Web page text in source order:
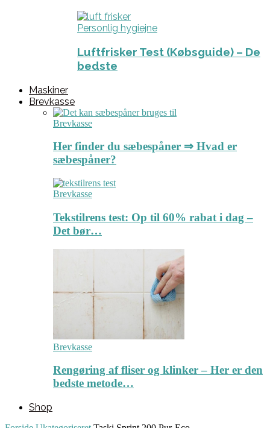
Personlig hygiejne
Luftfrisker Test (Købsguide) – De
bedste
Maskiner
Brevkasse
Brevkasse
Her finder du sæbespåner ⇒ Hvad er
sæbespåner?
Brevkasse
Tekstilrens test: Op til 60% rabat i dag –
Det bør…
Brevkasse
Rengøring af fliser og klinker – Her er den
bedste metode…
Shop